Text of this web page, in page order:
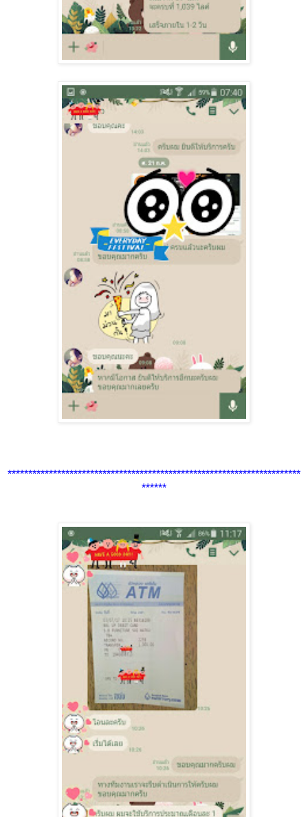
***********************************************************************
******